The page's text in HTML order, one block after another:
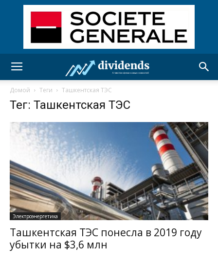
Домой Теги Ташкентская ТЭС
Тег: Ташкентская ТЭС
Электроэнергетика
Ташкентская ТЭС понесла в 2019 году
убытки на $3,6 млн